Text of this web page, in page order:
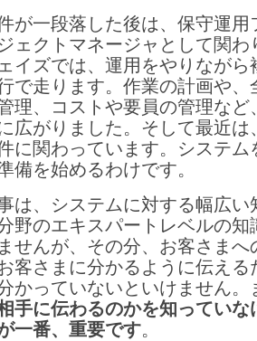
が一段落した後は、保守運用
ェクトマネージャとして関わ
イズでは、運用をやりながら
で走ります。作業の計画や、
理、コストや要員の管理など
広がりました。そして最近は
に関わっています。システム
備を始めるわけです。
は、システムに対する幅広い
野のエキスパートレベルの知
せんが、その分、お客さまへ
客さまに分かるように伝える
かっていないといけません。
手に伝わるのかを知っていな
一番、重要です。